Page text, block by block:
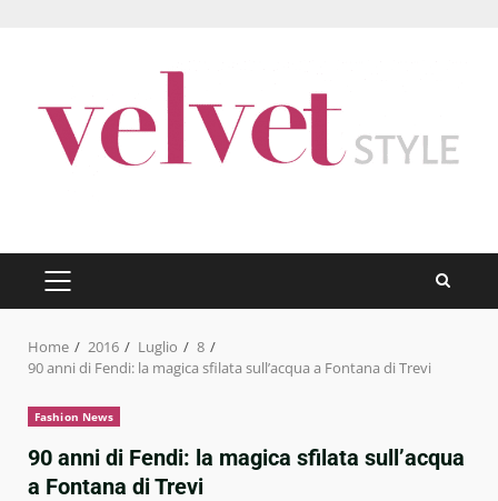
PRIMARY
MENU
Home 2016 Luglio
8
90 anni di Fendi: la magica sfilata sull’acqua a Fontana di Trevi
Fashion News
90 anni di Fendi: la magica sfilata sull’acqua
a Fontana di Trevi